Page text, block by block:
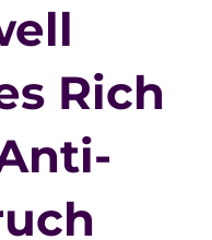
Rich